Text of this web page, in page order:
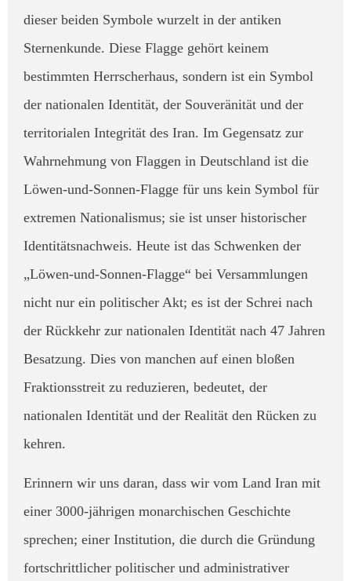
dieser beiden Symbole wurzelt in der antiken
Sternenkunde. ​Diese Flagge gehört keinem
bestimmten Herrscherhaus, sondern ist ein Symbol
der nationalen Identität, der Souveränität und der
territorialen Integrität des Iran. Im Gegensatz zur
Wahrnehmung von Flaggen in Deutschland ist die
Löwen-und-Sonnen-Flagge für uns kein Symbol für
extremen Nationalismus; sie ist unser historischer
Identitätsnachweis. Heute ist das Schwenken der
„Löwen-und-Sonnen-Flagge“ bei Versammlungen
nicht nur ein politischer Akt; es ist der Schrei nach
der Rückkehr zur nationalen Identität nach 47 Jahren
Besatzung. Dies von manchen auf einen bloßen
Fraktionsstreit zu reduzieren, bedeutet, der
nationalen Identität und der Realität den Rücken zu
kehren.
Erinnern wir uns daran, dass wir vom Land Iran mit
einer 3000-jährigen monarchischen Geschichte
sprechen; einer Institution, die durch die Gründung
fortschrittlicher politischer und administrativer